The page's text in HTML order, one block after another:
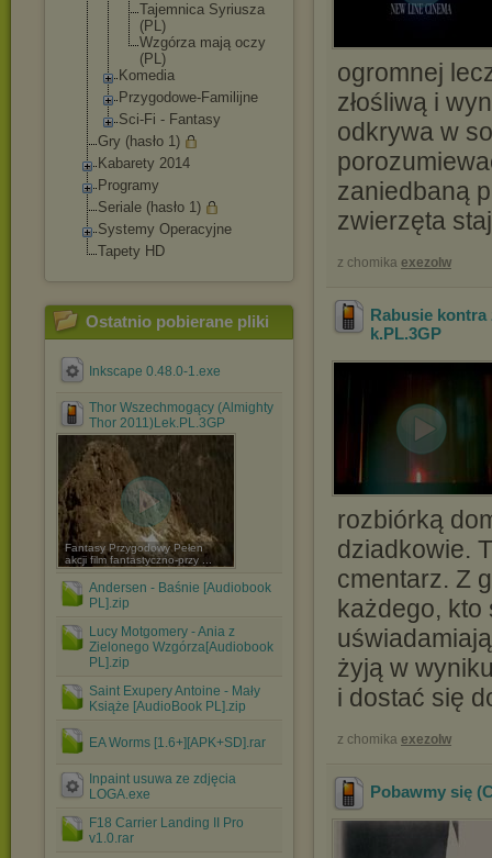
Tajemnica Syriusza
(PL)
Wzgórza mają oczy
(PL)
Komedia
Przygodowe-Familijne
Sci-Fi - Fantasy
Gry (hasło 1)
Kabarety 2014
Programy
Seriale (hasło 1)
Systemy Operacyjne
Tapety HD
Ostatnio pobierane pliki
Inkscape 0.48.0-1.exe
Thor Wszechmogący (Almighty
Thor 2011)Lek.PL.3GP
Fantasy Przygodowy Pełen
akcji film fantastyczno-przy ...
Andersen - Baśnie [Audiobook
PL].zip
Lucy Motgomery - Ania z
Zielonego Wzgórza[Audiobook
PL].zip
Saint Exupery Antoine - Mały
Książe [AudioBook PL].zip
EA Worms [1.6+][APK+SD].rar
Inpaint usuwa ze zdjęcia
LOGA.exe
F18 Carrier Landing II Pro
v1.0.rar
ogromnej
złośliwą i
odkrywa w
zaniedbaną
zwierzęta
z chomika exezolw
Rabusie kontra
k.PL.3GP
rozbiórką
dziadkowie.
cmentarz. Z
każdego, kto
żyją w
i dostać się
z chomika exezolw
Pobawmy się